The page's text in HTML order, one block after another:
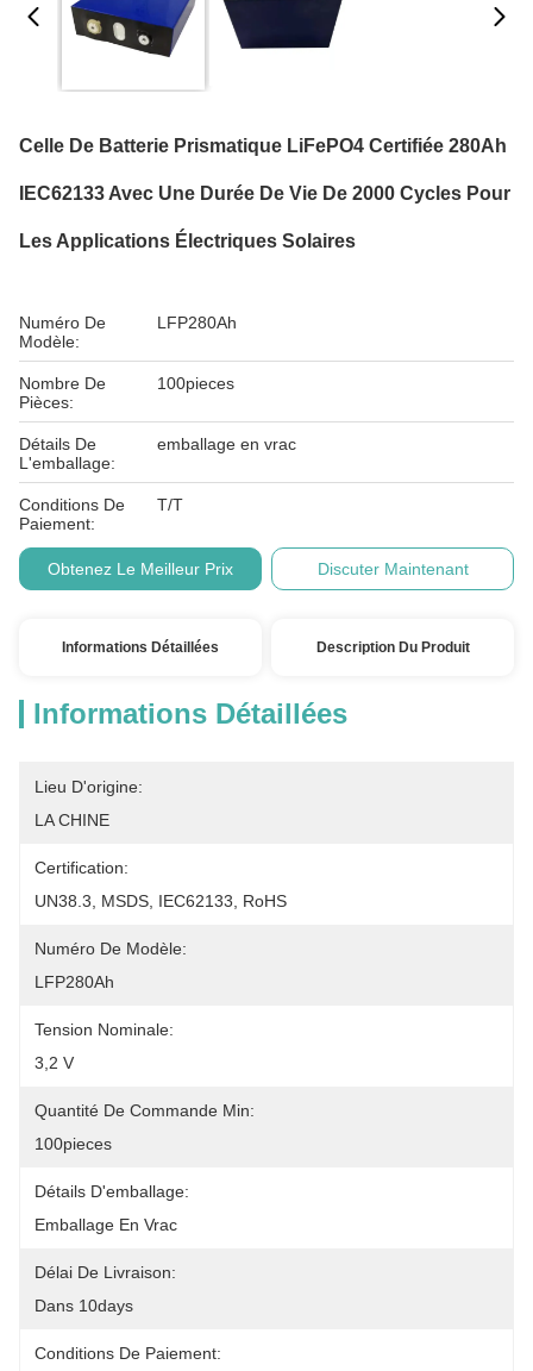
Celle De Batterie Prismatique LiFePO4 Certifiée 280Ah
IEC62133 Avec Une Durée De Vie De 2000 Cycles Pour
Les Applications Électriques Solaires
Numéro De
Modèle:
LFP280Ah
Nombre De
Pièces:
100pieces
Détails De
L'emballage:
emballage en vrac
Conditions De
Paiement:
T/T
Obtenez Le Meilleur Prix Discuter Maintenant
Informations Détaillées Description Du Produit
Informations Détaillées
Lieu D'origine:
LA CHINE
Certification:
UN38.3, MSDS, IEC62133, RoHS
Numéro De Modèle:
LFP280Ah
Tension Nominale:
3,2 V
Quantité De Commande Min:
100pieces
Détails D'emballage:
Emballage En Vrac
Délai De Livraison:
Dans 10days
Conditions De Paiement: